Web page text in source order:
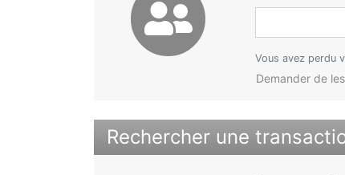
Vous avez perdu
Demander de
Rechercher une